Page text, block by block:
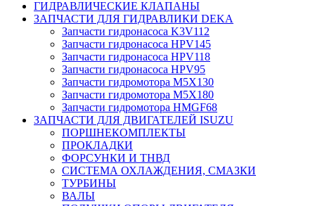
ГИДРАВЛИЧЕСКИЕ КЛАПАНЫ
ЗАПЧАСТИ ДЛЯ ГИДРАВЛИКИ DEKA
Запчасти гидронасоса K3V112
Запчасти гидронасоса HPV145
Запчасти гидронасоса HPV118
Запчасти гидронасоса HPV95
Запчасти гидромотора M5X130
Запчасти гидромотора M5X180
Запчасти гидромотора HMGF68
ЗАПЧАСТИ ДЛЯ ДВИГАТЕЛЕЙ ISUZU
ПОРШНЕКОМПЛЕКТЫ
ПРОКЛАДКИ
ФОРСУНКИ И ТНВД
СИСТЕМА ОХЛАЖДЕНИЯ, СМАЗКИ
ТУРБИНЫ
ВАЛЫ